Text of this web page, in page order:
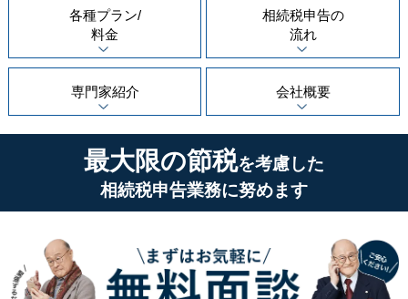
各種プラン/
料金
相続税申告の
流れ
専門家紹介 会社概要
最大限の節税を考慮した
相続税申告業務に努めます